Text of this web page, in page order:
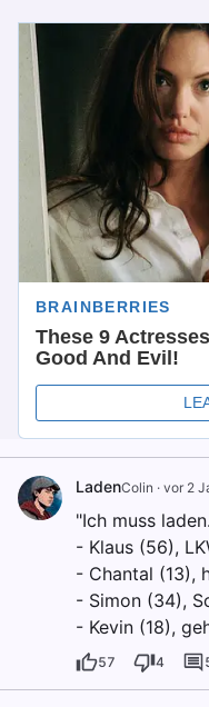
LadenColin · vor 2
"Ich muss
- Klaus (56),
- Chantal (13),
- Simon (34),
- Kevin (18),
57 4